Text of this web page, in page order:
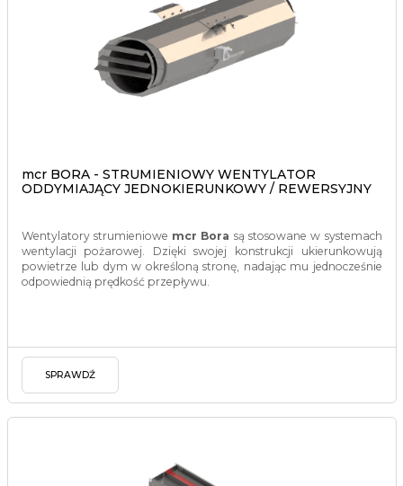
mcr BORA - STRUMIENIOWY WENTYLATOR
ODDYMIAJĄCY JEDNOKIERUNKOWY / REWERSYJNY
Wentylatory strumieniowe mcr Bora są stosowane w systemach
wentylacji pożarowej. Dzięki swojej konstrukcji ukierunkowują
powietrze lub dym w określoną stronę, nadając mu jednocześnie
odpowiednią prędkość przepływu.
SPRAWDŹ